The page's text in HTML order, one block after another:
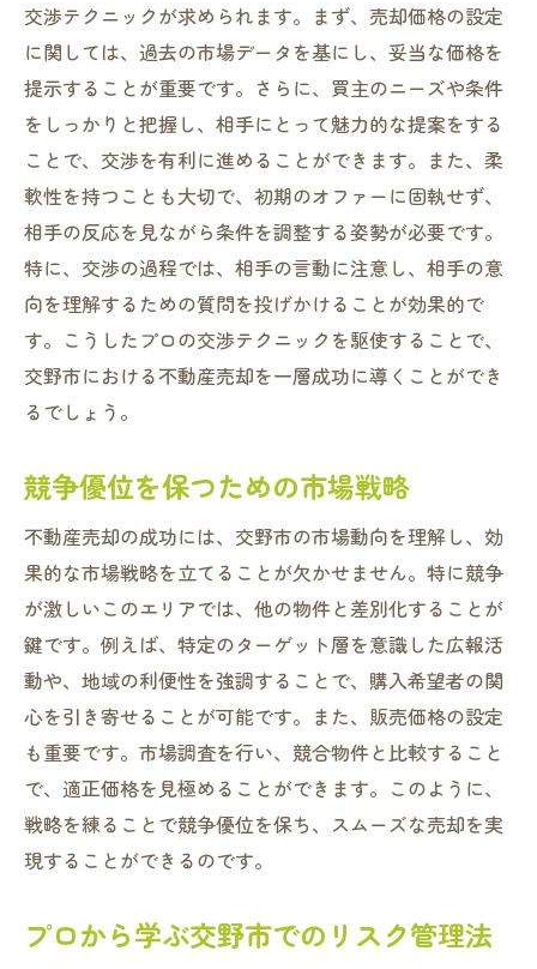
交渉テクニックが求められます。まず、売却価格の設定
に関しては、過去の市場データを基にし、妥当な価格を
提示することが重要です。さらに、買主のニーズや条件
をしっかりと把握し、相手にとって魅力的な提案をする
ことで、交渉を有利に進めることができます。また、柔
軟性を持つことも大切で、初期のオファーに固執せず、
相手の反応を見ながら条件を調整する姿勢が必要です。
特に、交渉の過程では、相手の言動に注意し、相手の意
向を理解するための質問を投げかけることが効果的で
す。こうしたプロの交渉テクニックを駆使することで、
交野市における不動産売却を一層成功に導くことができ
るでしょう。
競争優位を保つための市場戦略
不動産売却の成功には、交野市の市場動向を理解し、効
果的な市場戦略を立てることが欠かせません。特に競争
が激しいこのエリアでは、他の物件と差別化することが
鍵です。例えば、特定のターゲット層を意識した広報活
動や、地域の利便性を強調することで、購入希望者の関
心を引き寄せることが可能です。また、販売価格の設定
も重要です。市場調査を行い、競合物件と比較すること
で、適正価格を見極めることができます。このように、
戦略を練ることで競争優位を保ち、スムーズな売却を実
現することができるのです。
プロから学ぶ交野市でのリスク管理法